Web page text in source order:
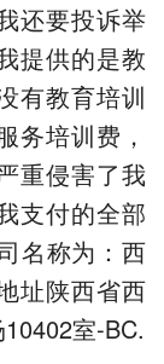
还要投诉举
提供的是教
有教育培训
务培训费，
重侵害了我
支付的全部
名称为：西
址陕西省西
室-BC.